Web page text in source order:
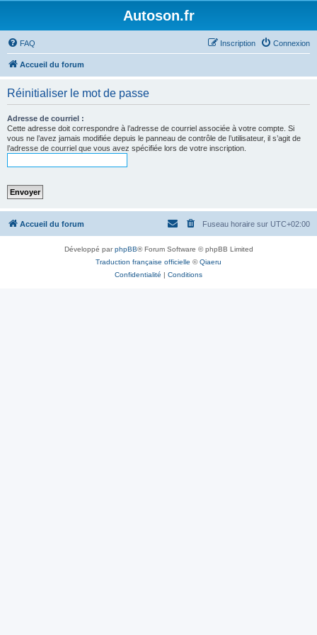
Autoson.fr
FAQ Connexion
Inscription
Accueil du forum
Réinitialiser le mot de passe
Adresse de courriel :
Cette adresse doit correspondre à l’adresse de courriel associée à votre compte. Si
vous ne l’avez jamais modifiée depuis le panneau de contrôle de l’utilisateur, il s’agit de
l’adresse de courriel que vous avez spécifiée lors de votre inscription.
Accueil du forum Fuseau horaire sur UTC+02:00
Développé parphpBB® Forum Software © phpBB Limited
Traduction française officielle ©Qiaeru
Confidentialité | Conditions